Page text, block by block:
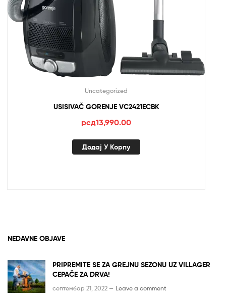
Uncategorized
USISIVAČ GORENJE VC2421ECBK
рсд13,990.00
Додај У Корпу
NEDAVNE OBJAVE
PRIPREMITE SE ZA GREJNU SEZONU UZ VILLAGER
CEPAČE ZA DRVA!
септембар 21, 2022 — Leave a comment